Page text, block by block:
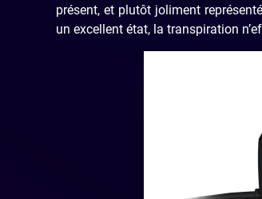
présent, et plutôt joliment
un excellent état, la transpiration